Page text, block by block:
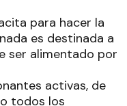
para hacer la
es destinada a
ser alimentado por
activas, de
todos los